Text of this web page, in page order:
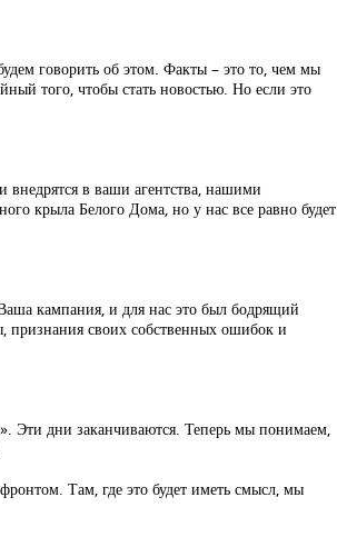
говорить об этом. Факты – это то, чем мы
того, чтобы стать новостью. Но если это
в ваши агентства, нашими
крыла Белого Дома, но у нас все равно будет
кампания, и для нас это был бодрящий
признания своих собственных ошибок и
Эти дни заканчиваются. Теперь мы понимаем,
Там, где это будет иметь смысл, мы